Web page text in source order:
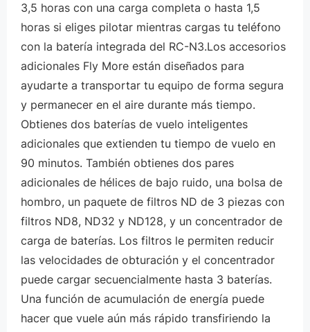
3,5 horas con una carga completa o hasta 1,5
horas si eliges pilotar mientras cargas tu teléfono
con la batería integrada del RC-N3.Los accesorios
adicionales Fly More están diseñados para
ayudarte a transportar tu equipo de forma segura
y permanecer en el aire durante más tiempo.
Obtienes dos baterías de vuelo inteligentes
adicionales que extienden tu tiempo de vuelo en
90 minutos. También obtienes dos pares
adicionales de hélices de bajo ruido, una bolsa de
hombro, un paquete de filtros ND de 3 piezas con
filtros ND8, ND32 y ND128, y un concentrador de
carga de baterías. Los filtros le permiten reducir
las velocidades de obturación y el concentrador
puede cargar secuencialmente hasta 3 baterías.
Una función de acumulación de energía puede
hacer que vuele aún más rápido transfiriendo la